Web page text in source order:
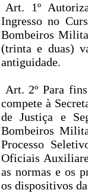
Art. 1º
Ingresso no
Bombeiros
(trinta e duas)
antiguidade.
Art. 2º Para
compete à
de Justiça e
Bombeiros
Processo
Oficiais
as normas e os
os dispositivos